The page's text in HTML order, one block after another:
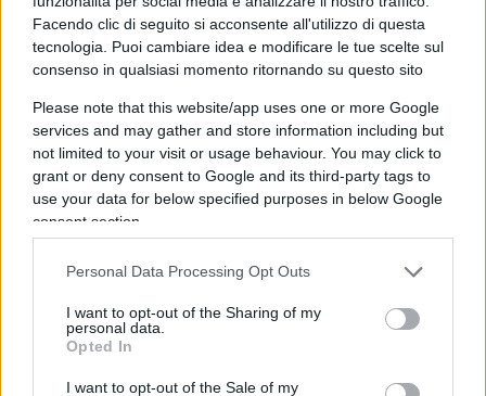
Facendo clic di seguito si acconsente all'utilizzo di questa
tecnologia. Puoi cambiare idea e modificare le tue scelte sul
consenso in qualsiasi momento ritornando su questo sito
Please note that this website/app uses one or more Google
services and may gather and store information including but
not limited to your visit or usage behaviour. You may click to
grant or deny consent to Google and its third-party tags to
use your data for below specified purposes in below Google
consent section.
Personal Data Processing Opt Outs
I want to opt-out of the Sharing of my
personal data.
Opted In
I want to opt-out of the Sale of my
ogni analisi la china che la situazione va
assumendo.
Esattamente come la strumentale richiesta di
scioglimento di Forza Nuova e dei movimenti
neofascisti, durata lo spazio di un mattino e
cavalcata abilmente dal solito combinato disposto
di dichiarazioni fatte col ciclostile dagli esponenti
del Pd e dalla stampa sempre desiderosa di farsi
retroguardia: passata la tornata elettorale, agitato
e brandito lo spauracchio dell’uomo nero,
mobilitato e polarizzato il proprio elettorato,